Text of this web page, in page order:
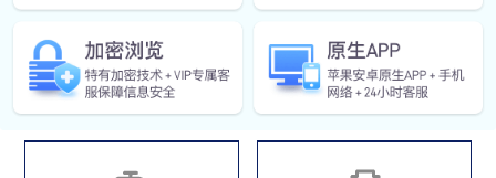
航天 航空